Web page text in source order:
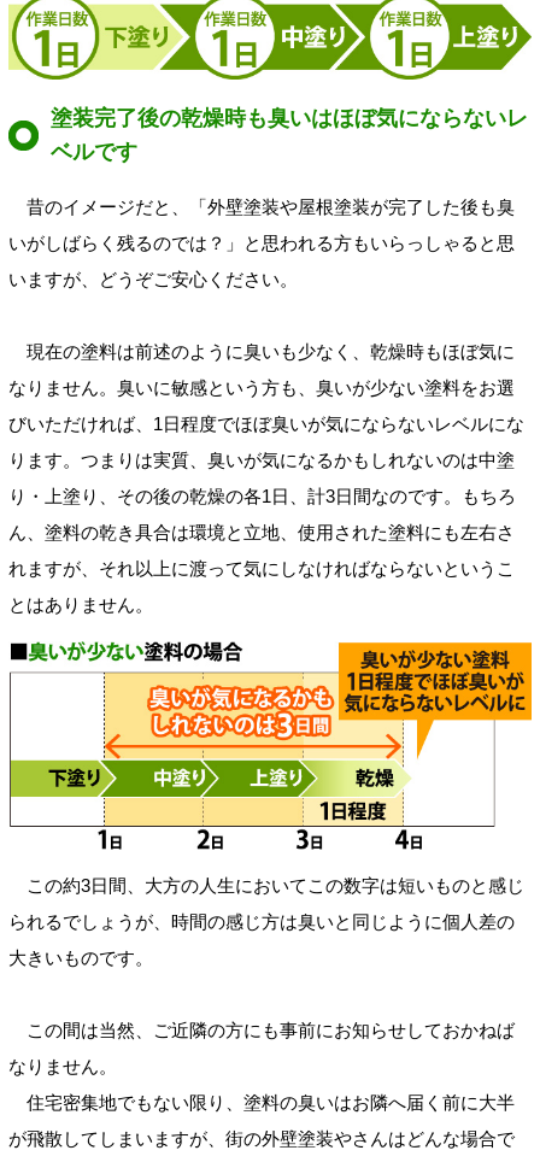
塗装完了後の乾燥時も臭いはほぼ気にならないレ
ベルです
昔のイメージだと、「外壁塗装や屋根塗装が完了した後も臭
いがしばらく残るのでは？」と思われる方もいらっしゃると思
いますが、どうぞご安心ください。
現在の塗料は前述のように臭いも少なく、乾燥時もほぼ気に
なりません。臭いに敏感という方も、臭いが少ない塗料をお選
びいただければ、1日程度でほぼ臭いが気にならないレベルにな
ります。つまりは実質、臭いが気になるかもしれないのは中塗
り・上塗り、その後の乾燥の各1日、計3日間なのです。もちろ
ん、塗料の乾き具合は環境と立地、使用された塗料にも左右さ
れますが、それ以上に渡って気にしなければならないというこ
とはありません。
この約3日間、大方の人生においてこの数字は短いものと感じ
られるでしょうが、時間の感じ方は臭いと同じように個人差の
大きいものです。
この間は当然、ご近隣の方にも事前にお知らせしておかねば
なりません。
住宅密集地でもない限り、塗料の臭いはお隣へ届く前に大半
が飛散してしまいますが、街の外壁塗装やさんはどんな場合で